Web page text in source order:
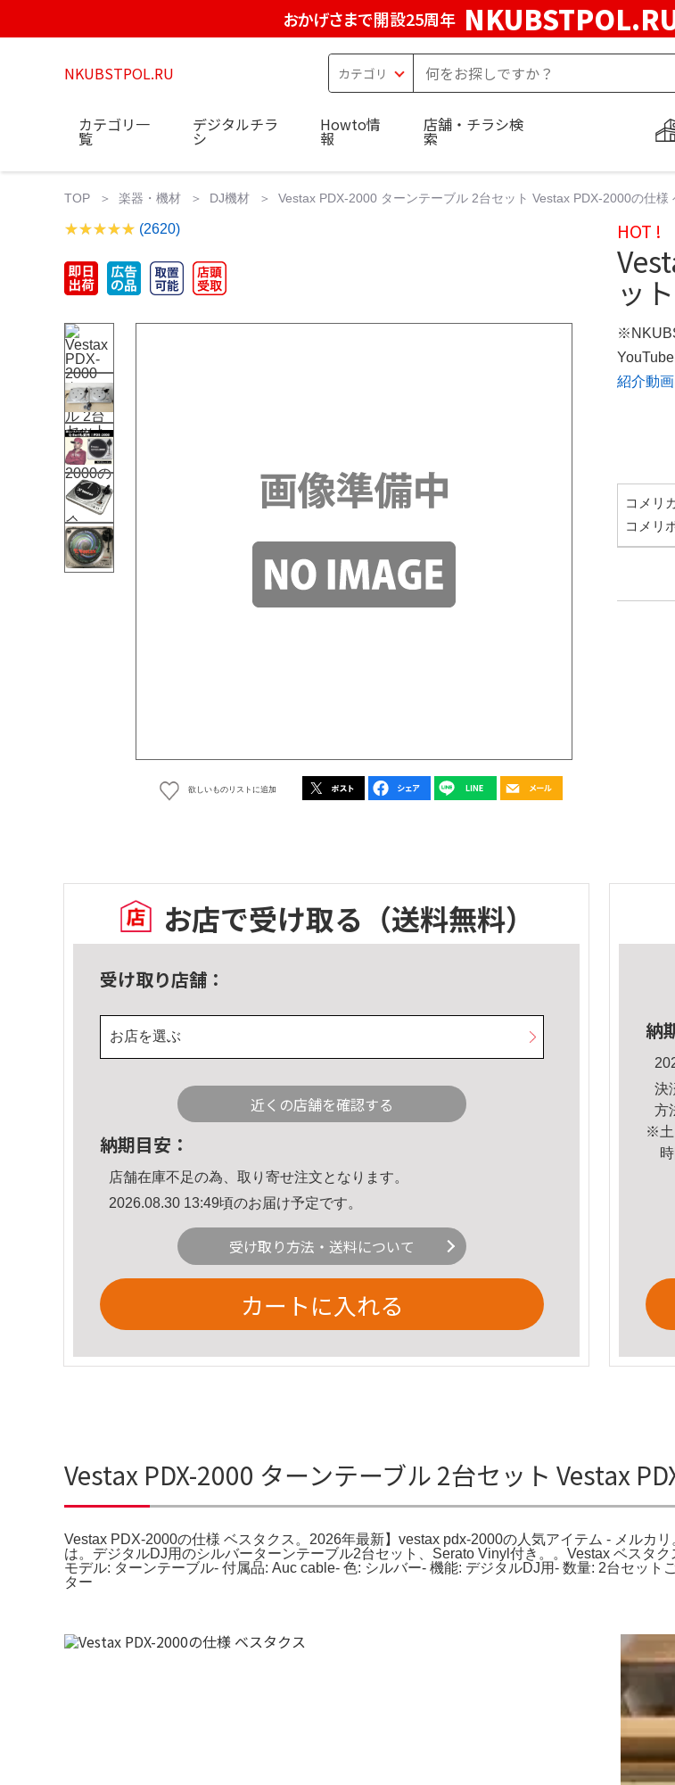
おかげさまで開設25周年
NKUBSTPOL.RU
カテゴリ一
覧
デジタルチラ
シ
Howto情
報
店舗・チラシ検
索
TOP 楽器・機材 DJ機材 Vestax PDX-2000 ターンテーブル 2台セット Vestax PDX-2000の仕様
(2620)
欲しいものリストに追加
HOT !
ッ
紹介動
コメリ
コメリ
お店で受け取る （送料無料）
受け取り店舗：
お店を選ぶ
近くの店舗を確認する
納期目安：
店舗在庫不足の為、取り寄せ注文となります。
2026.08.30 13:49頃のお届け予定です。
受け取り方法・送料について
カートに入れる
納
決
方
※土
Vestax PDX-2000 ターンテーブル 2台セット Vestax
Vestax PDX-2000の仕様 ベスタクス。2026年最新】vestax pdx-2000の人気アイテム - メルカ
は。デジタルDJ用のシルバーターンテーブル2台セット、Serato Vinyl付き。。Vestax ベスタ
モデル: ターンテーブル- 付属品: Auc cable- 色: シルバー- 機能: デジタルDJ用- 数量: 2台セッ
ター